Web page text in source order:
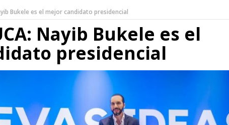
Bukele es el mejor candidato presidencial
Nayib Bukele es el
presidencial